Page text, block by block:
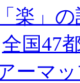
楽」
全国47
ーマ